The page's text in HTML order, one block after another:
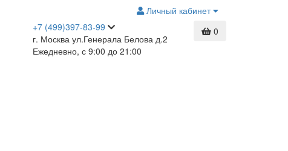
Личный кабинет
+7 (499)397-83-99
г. Москва ул.Генерала Белова д.2
Ежедневно, с 9:00 до 21:00
0